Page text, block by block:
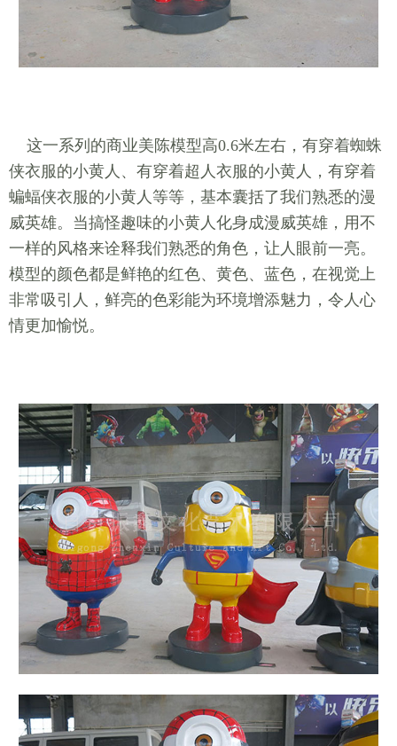
这一系列的商业美陈模型高0.6米左右，有穿着蜘蛛
侠衣服的小黄人、有穿着超人衣服的小黄人，有穿着
蝙蝠侠衣服的小黄人等等，基本囊括了我们熟悉的漫
威英雄。当搞怪趣味的小黄人化身成漫威英雄，用不
一样的风格来诠释我们熟悉的角色，让人眼前一亮。
模型的颜色都是鲜艳的红色、黄色、蓝色，在视觉上
非常吸引人，鲜亮的色彩能为环境增添魅力，令人心
情更加愉悦。